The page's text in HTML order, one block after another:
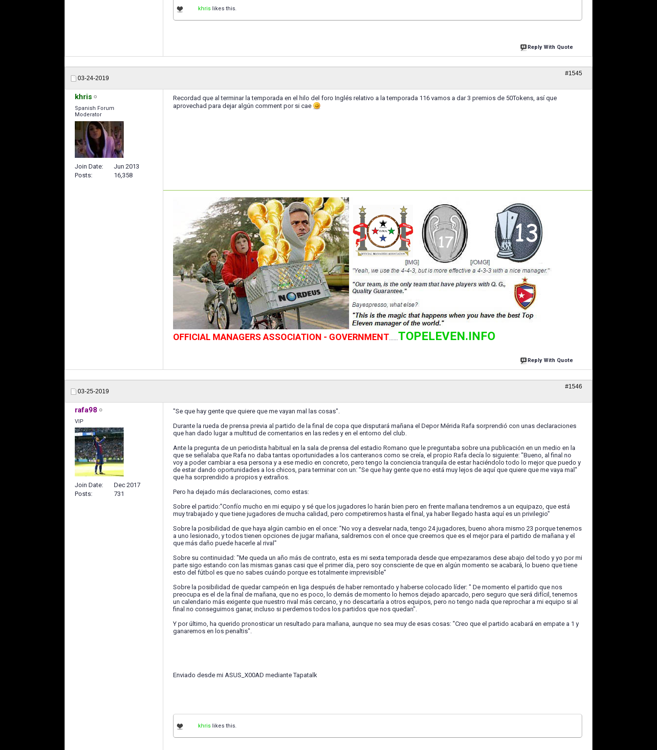
khris likes this.
Reply With Quote
03-24-2019
#1545
khris
Spanish Forum
Moderator
Join Date
Jun 2013
Posts
16,358
Recordad que al terminar la temporada en el hilo del foro Inglés relativo a la temporada 116 vamos a dar 3 premios de 50Tokens, así que
aprovechad para dejar algún comment por si cae
OFFICIAL MANAGERS ASSOCIATION - GOVERNMENT TOPELEVEN.INFO
Reply With Quote
03-25-2019
#1546
rafa98
VIP
Join Date
Dec 2017
Posts
731
"Se que hay gente que quiere que me vayan mal las cosas".
Durante la rueda de prensa previa al partido de la final de copa que disputará mañana el Depor Mérida Rafa sorprendió con unas declaraciones
que han dado lugar a multitud de comentarios en las redes y en el entorno del club.
Ante la pregunta de un periodista habitual en la sala de prensa del estadio Romano que le preguntaba sobre una publicación en un medio en la
que se señalaba que Rafa no daba tantas oportunidades a los canteranos como se creía, el propio Rafa decía lo siguiente: "Bueno, al final no
voy a poder cambiar a esa persona y a ese medio en concreto, pero tengo la conciencia tranquila de estar haciéndolo todo lo mejor que puedo y
de estar dando oportunidades a los chicos, para terminar con un: "Se que hay gente que no está muy lejos de aquí que quiere que me vaya mal"
que ha sorprendido a propios y extraños.
Pero ha dejado más declaraciones, como estas:
Sobre el partido:"Confío mucho en mi equipo y sé que los jugadores lo harán bien pero en frente mañana tendremos a un equipazo, que está
muy trabajado y que tiene jugadores de mucha calidad, pero competiremos hasta el final, ya haber llegado hasta aquí es un privilegio"
Sobre la posibilidad de que haya algún cambio en el once: "No voy a desvelar nada, tengo 24 jugadores, bueno ahora mismo 23 porque tenemos
a uno lesionado, y todos tienen opciones de jugar mañana, saldremos con el once que creemos que es el mejor para el partido de mañana y el
que más daño puede hacerle al rival"
Sobre su continuidad: "Me queda un año más de contrato, esta es mi sexta temporada desde que empezaramos dese abajo del todo y yo por mi
parte sigo estando con las mismas ganas casi que el primer día, pero soy consciente de que en algún momento se acabará, lo bueno que tiene
esto del fútbol es que no sabes cuándo porque es totalmente imprevisible"
Sobre la posibilidad de quedar campeón en liga después de haber remontado y haberse colocado líder: " De momento el partido que nos
preocupa es el de la final de mañana, que no es poco, lo demás de momento lo hemos dejado aparcado, pero seguro que será difícil, tenemos
un calendario más exigente que nuestro rival más cercano, y no descartaría a otros equipos, pero no tengo nada que reprochar a mi equipo si al
final no conseguimos ganar, incluso si perdemos todos los partidos que nos quedan".
Y por último, ha querido pronosticar un resultado para mañana, aunque no sea muy de esas cosas: "Creo que el partido acabará en empate a 1 y
ganaremos en los penaltis".
Enviado desde mi ASUS_X00AD mediante Tapatalk
khris likes this.